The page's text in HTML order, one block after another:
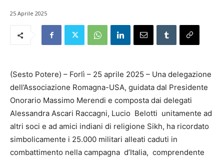
25 Aprile 2025
(Sesto Potere) – Forlì – 25 aprile 2025 – Una delegazione
dell’Associazione Romagna-USA, guidata dal Presidente
Onorario Massimo Merendi e composta dai delegati
Alessandra Ascari Raccagni, Lucio Belotti unitamente ad
altri soci e ad amici indiani di religione Sikh, ha ricordato
simbolicamente i 25.000 militari alleati caduti in
combattimento nella campagna d’Italia, comprendente